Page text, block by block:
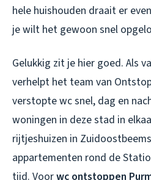
hele huishouden draait er
je wilt het gewoon snel
Gelukkig zit je hier goed. Als
verhelpt het team van
verstopte wc snel, dag en
woningen in deze stad in
rijtjeshuizen in
appartementen rond de
tijd. Voorwc ontstoppen